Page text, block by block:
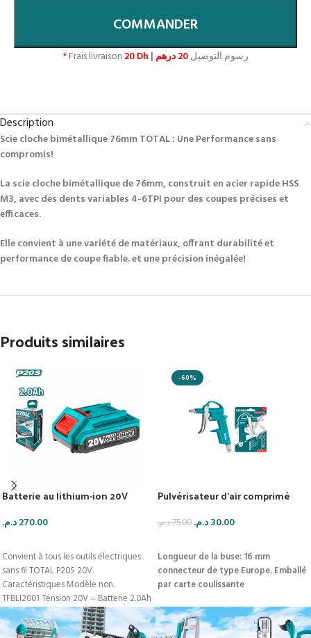
COMMANDER
*Frais livraison 20 Dh | رسوم التوصيل20 درهم
Description
Scie cloche bimétallique 76mm TOTAL : Une Performance sans
compromis!
La scie cloche bimétallique de 76mm, construit en acier rapide HSS
M3, avec des dents variables 4-6TPI pour des coupes précises et
efficaces.
Elle convient à une variété de matériaux, offrant durabilité et
performance de coupe fiable. et une précision inégalée!
Produits similaires
Batterie au lithium-ion 20V
270.00د.م.
Convient à tous les outils électriques
sans fil TOTAL P20S 20V.
Caractéristiques Modèle non.
TFBLI2001 Tension 20V ⎓ Batterie 2.0Ah
-60%
Pulvérisateur d’air comprimé
75.00د.م. 30.00د.م.
Longueur de la buse: 16 mm
connecteur de type Europe. Emballé
par carte coulissante